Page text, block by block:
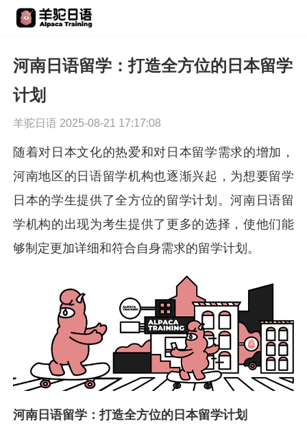
河南日语留学：打造全方位的日本留学
计划
羊驼日语 2025-08-21 17:17:08
随着对日本文化的热爱和对日本留学需求的增加，
河南地区的日语留学机构也逐渐兴起，为想要留学
日本的学生提供了全方位的留学计划。河南日语留
学机构的出现为考生提供了更多的选择，使他们能
够制定更加详细和符合自身需求的留学计划。
河南日语留学：打造全方位的日本留学计划